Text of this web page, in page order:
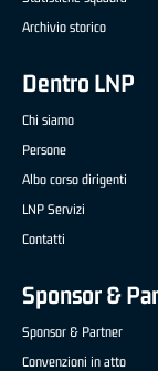
Archivio storico
Dentro LNP
Chi siamo
Persone
Albo corso dirigenti
LNP Servizi
Contatti
Sponsor &
Sponsor & Partner
Convenzioni in atto